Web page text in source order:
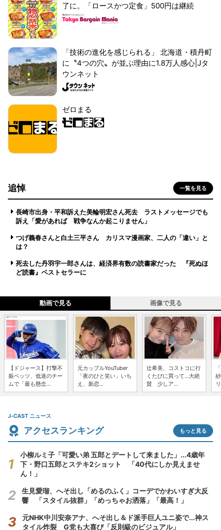
了に。「ロースかつ定食」500円は継続
「技術の進化を感じられる」 北海道・積丹町
に〝4つの穴〟が並ぶ理由に1.8万人感心|Jタ
ウンネット
ゼロまる
追悼 一覧を見る
長崎市出身・平和訴えた美輪明宏さん死去 ラストメッセージでも
訴え「愛があれば 戦争なんか起こりません」
つげ義春さんと白土三平さん カリスマ漫画家、二人の「違い」と
は？
死去した丹羽宇一郎さんは、経済界有数の読書家だった 『死ぬほ
ど読書』ベストセラーに
動画で見る 画像で見る
【ドジャース】打撃不
振ベッツ、低迷のチー
ムで「最も懸念...
元カップルYouTuber
「夜のひと笑い」いち
え、新恋...
辻希美、コストコに行
くたびに買って...大絶
賛 少しア...
J-CAST ニュース
アクセスランキング もっと見る
小柳ルミ子「可愛い弟 五郎とデートして来ました」...4歳年
下・野口五郎とステキ2ショット 「40代にしか見えませ
ん！」
生見愛瑠、へそ出し「めるのふく」コーデでかわいすぎ大反
響 「スタイル抜群」「めっちゃお洒落」「最高！」
元NHK中川安奈アナ、へそ出し＆ド派手巨人ユニ姿で...神ス
タイル炸裂 G党も大喜び「反則級のビジュアル」